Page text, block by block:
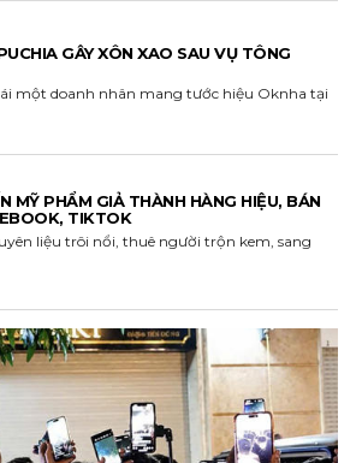
GÂY XÔN XAO SAU VỤ TÔNG
một doanh nhân mang tước hiệu Oknha tại
MỸ PHẨM GIẢ THÀNH HÀNG HIỆU, BÁN
TIKTOK
liệu trôi nổi, thuê người trộn kem, sang